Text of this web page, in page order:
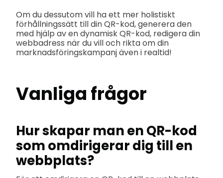
Om du dessutom vill ha ett mer holistiskt
förhållningssätt till din QR-kod, generera den
med hjälp av en dynamisk QR-kod, redigera din
webbadress när du vill och rikta om din
marknadsföringskampanj även i realtid!
Vanliga frågor
Hur skapar man en QR-kod
som omdirigerar dig till en
webbplats?